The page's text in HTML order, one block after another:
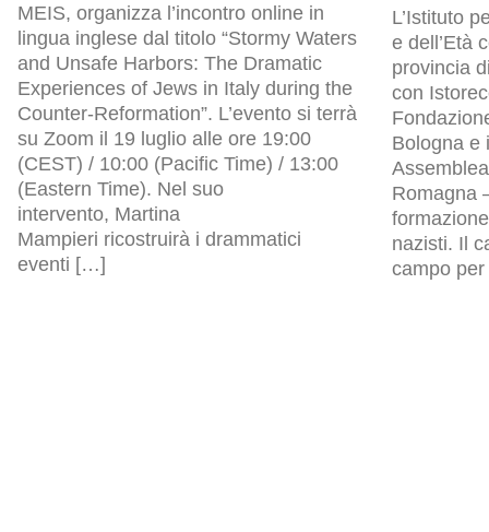
MEIS, organizza l’incontro online in
lingua inglese dal titolo “Stormy Waters
and Unsafe Harbors: The Dramatic
Experiences of Jews in Italy during the
Counter-Reformation”. L’evento si terrà
su Zoom il 19 luglio alle ore 19:00
(CEST) / 10:00 (Pacific Time) / 13:00
(Eastern Time). Nel suo
intervento, Martina
Mampieri ricostruirà i drammatici
eventi […]
L’Istituto
e dell’Età
provincia
con
Bologna e
Romagna
nazisti. Il
campo